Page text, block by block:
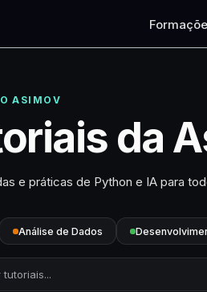
ASIMOV
da
e práticas de Python e IA para
Análise de Dados